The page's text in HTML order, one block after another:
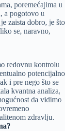
poremećajima u
a pogotovo u
zaista dobro, je što
se, naravno,
redovnu kontrolu
potencijalno
i pre nego što se
kvantna analiza,
da vidimo
zdravlju.